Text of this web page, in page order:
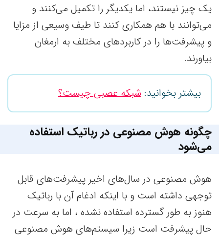
یک چیز نیستند، اما یکدیگر را تکمیل می‌کنند و
می‌توانند با هم همکاری کنند تا طیف وسیعی از مزایا
و پیشرفت‌ها را در کاربردهای مختلف به ارمغان
بیاورند.
بیشتر بخوانید: شبکه عصبی چیست؟
چگونه هوش مصنوعی در رباتیک استفاده
می‌شود
هوش مصنوعی در سال‌های اخیر پیشرفت‌های قابل
توجهی داشته است و با اینکه ادغام آن با رباتیک
هنوز به طور گسترده استفاده نشده ، اما به سرعت در
حال پیشرفت است زیرا سیستم‌های هوش مصنوعی